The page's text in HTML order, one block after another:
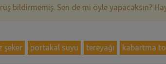
bildirmemiş. Sen de mi öyle yapacaksın?
şeker portakal suyu tereyağı kabartma